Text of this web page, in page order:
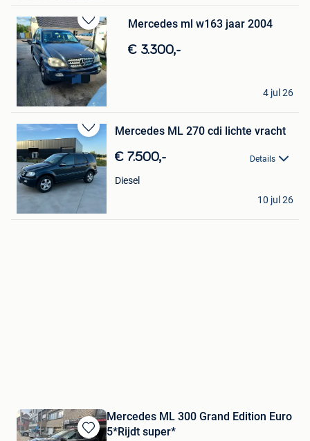
Bewaren
in
Mijn
Favorieten
Mercedes ml w163 jaar 2004
€ 3.300,-
Henri dk
De Panne
4 jul 26
Bewaren
in
Mijn
Favorieten
Mercedes ML 270 cdi lichte vracht
€ 7.500,- Details
Diesel
luc
10 jul 26
Mercedes ML 300 Grand Edition Euro
5*Rijdt super*